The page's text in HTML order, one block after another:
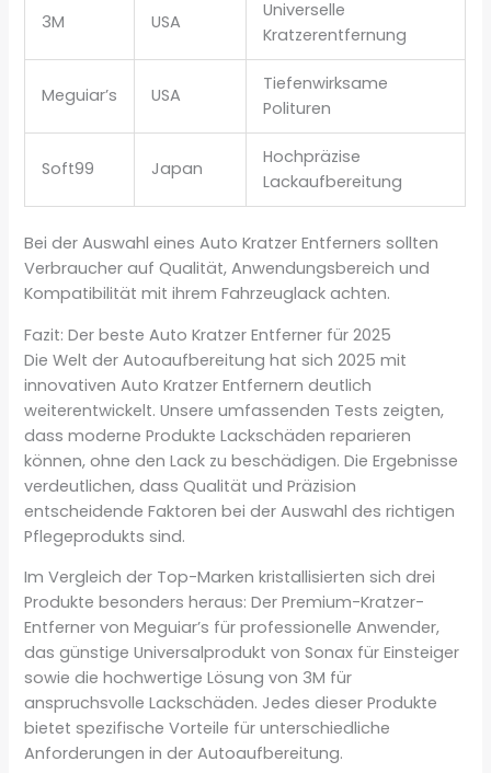
3M USA
Universelle
Kratzerentfernung
Meguiar’s USA
Tiefenwirksame
Polituren
Soft99 Japan
Hochpräzise
Lackaufbereitung
Bei der Auswahl eines Auto Kratzer Entferners sollten
Verbraucher auf Qualität, Anwendungsbereich und
Kompatibilität mit ihrem Fahrzeuglack achten.
Fazit: Der beste Auto Kratzer Entferner für 2025
Die Welt der Autoaufbereitung hat sich 2025 mit
innovativen Auto Kratzer Entfernern deutlich
weiterentwickelt. Unsere umfassenden Tests zeigten,
dass moderne Produkte Lackschäden reparieren
können, ohne den Lack zu beschädigen. Die Ergebnisse
verdeutlichen, dass Qualität und Präzision
entscheidende Faktoren bei der Auswahl des richtigen
Pflegeprodukts sind.
Im Vergleich der Top-Marken kristallisierten sich drei
Produkte besonders heraus: Der Premium-Kratzer-
Entferner von Meguiar’s für professionelle Anwender,
das günstige Universalprodukt von Sonax für Einsteiger
sowie die hochwertige Lösung von 3M für
anspruchsvolle Lackschäden. Jedes dieser Produkte
bietet spezifische Vorteile für unterschiedliche
Anforderungen in der Autoaufbereitung.